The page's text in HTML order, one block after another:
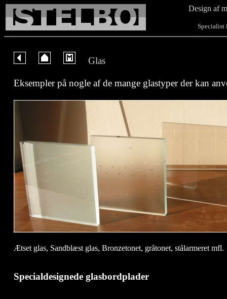
Design af
Specialist i
Glas
Eksempler på nogle af de mange glastyper der kan
Ætset glas, Sandblæst glas, Bronzetonet, gråtonet, stålarmeret mfl.
Specialdesignede glasbordplader